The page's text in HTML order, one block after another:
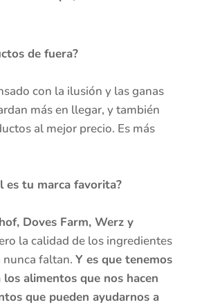
de fuera?
con la ilusión y las ganas
más en llegar, y también
al mejor precio. Es más
es tu marca favorita?
Doves Farm, Werz y
la calidad de los ingredientes
nunca faltan. Y es que tenemos
alimentos que nos hacen
que pueden ayudarnos a